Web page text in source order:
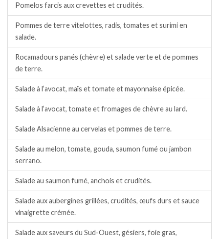
Pomelos farcis aux crevettes et crudités.
Pommes de terre vitelottes, radis, tomates et surimi en
salade.
Rocamadours panés (chèvre) et salade verte et de pommes
de terre.
Salade à l’avocat, maïs et tomate et mayonnaise épicée.
Salade à l’avocat, tomate et fromages de chèvre au lard.
Salade Alsacienne au cervelas et pommes de terre.
Salade au melon, tomate, gouda, saumon fumé ou jambon
serrano.
Salade au saumon fumé, anchois et crudités.
Salade aux aubergines grillées, crudités, œufs durs et sauce
vinaigrette crémée.
Salade aux saveurs du Sud-Ouest, gésiers, foie gras,